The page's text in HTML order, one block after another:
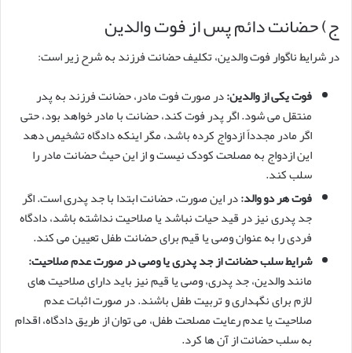
ج) حضانت دائم پس از فوت والدین
در شرایط ناگوار فوت والدین، تکلیف حضانت فرزند به شرح زیر است:
فوت یکی از والدین:در صورت فوت مادر، حضانت فرزند به پدر
منتقل می شود. اگر پدر فوت کند، حضانت با مادر خواهد بود، حتی
اگر مادر مجدداً ازدواج کرده باشد، مگر اینکه دادگاه تشخیص دهد
این ازدواج به مصلحت کودک نیست و از این حیث حضانت مادر را
سلب کند.
فوت هر دو والد:در این صورت، حضانت ابتدا با جد پدری است. اگر
جد پدری نیز در قید حیات نباشد یا صلاحیت نداشته باشد، دادگاه
فردی را به عنوان وصی یا قیم برای حضانت طفل تعیین می کند.
شرایط سلب حضانت از جد پدری یا وصی در صورت عدم صلاحیت:
مانند والدین، جد پدری، وصی یا قیم نیز باید دارای صلاحیت های
لازم برای نگهداری و تربیت طفل باشند. در صورت اثبات عدم
صلاحیت یا عدم رعایت مصلحت طفل، می توان از طریق دادگاه، اقدام
به سلب حضانت از آن ها کرد.